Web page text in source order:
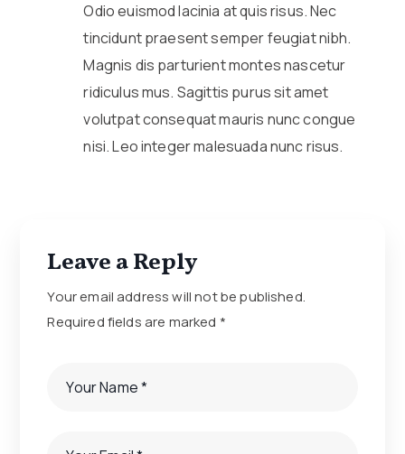
Odio euismod lacinia at quis risus. Nec
tincidunt praesent semper feugiat nibh.
Magnis dis parturient montes nascetur
ridiculus mus. Sagittis purus sit amet
volutpat consequat mauris nunc congue
nisi. Leo integer malesuada nunc risus.
Leave a Reply
Your email address will not be published.
Required fields are marked *